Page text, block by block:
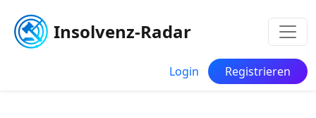
Insolvenz-Radar
Login Registrieren